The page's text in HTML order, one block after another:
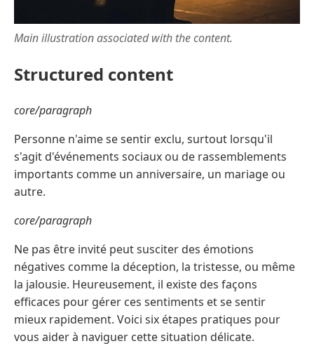
Main illustration associated with the content.
Structured content
core/paragraph
Personne n'aime se sentir exclu, surtout lorsqu'il
s'agit d'événements sociaux ou de rassemblements
importants comme un anniversaire, un mariage ou
autre.
core/paragraph
Ne pas être invité peut susciter des émotions
négatives comme la déception, la tristesse, ou même
la jalousie. Heureusement, il existe des façons
efficaces pour gérer ces sentiments et se sentir
mieux rapidement. Voici six étapes pratiques pour
vous aider à naviguer cette situation délicate.